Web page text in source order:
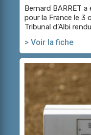
Bernard BARRET
pour la France le 3
Tribunal d’Albi
> Voir la fiche